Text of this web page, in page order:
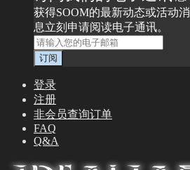
获得SOOM的最新动态或活动消
息立刻申请阅读电子通讯。
登录
注册
非会员查询订单
FAQ
Q&A